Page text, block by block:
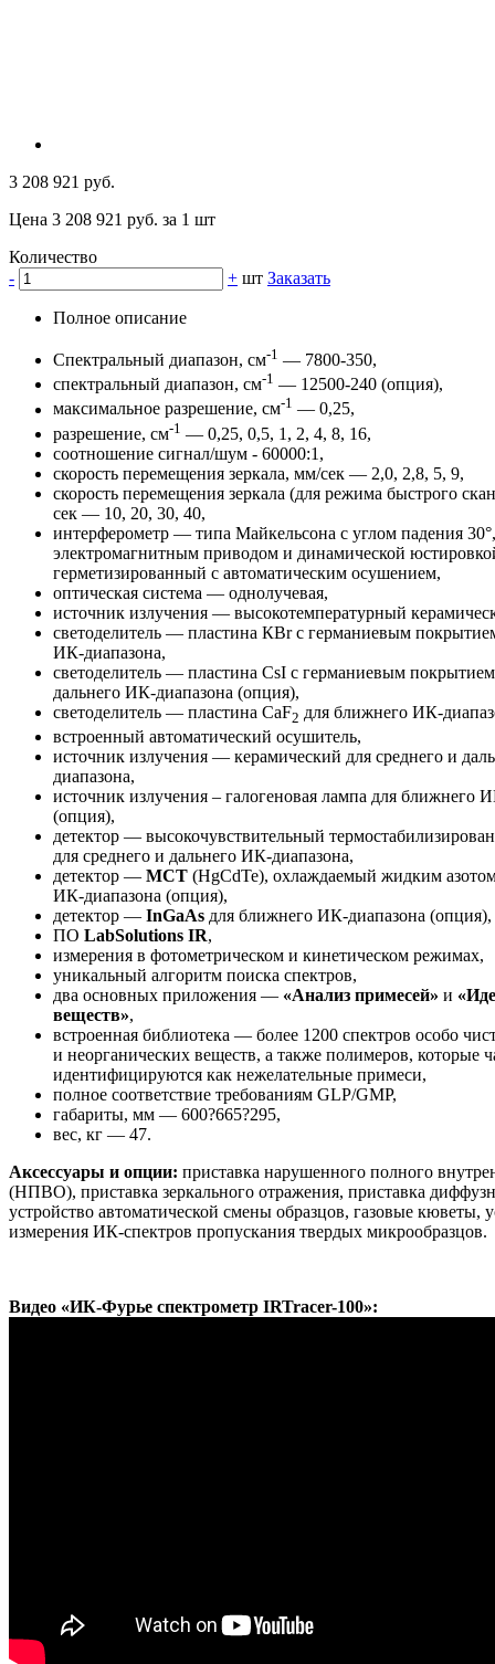
3 208 921 руб.
Цена 3 208 921 руб. за 1 шт
Количество
-
+ шт Заказать
Полное описание
Спектральный диапазон, см-1 — 7800-350,
спектральный диапазон, см-1 — 12500-240 (опция),
максимальное разрешение, см-1 — 0,25,
разрешение, см-1 — 0,25, 0,5, 1, 2, 4, 8, 16,
соотношение сигнал/шум - 60000:1,
скорость перемещения зеркала, мм/сек — 2,0, 2,8, 5, 9,
скорость перемещения зеркала (для режима быстрого
сек — 10, 20, 30, 40,
интерферометр — типа Майкельсона с углом падения
электромагнитным приводом и динамической
герметизированный с автоматическим осушением,
оптическая система — однолучевая,
источник излучения — высокотемпературный
светоделитель — пластина КВr с германиевым
ИК-диапазона,
светоделитель — пластина CsI с германиевым
дальнего ИК-диапазона (опция),
светоделитель — пластина CaF2 для ближнего ИК-
встроенный автоматический осушитель,
источник излучения — керамический для среднего и
диапазона,
источник излучения – галогеновая лампа для ближнего
(опция),
детектор — высокочувствительный
для среднего и дальнего ИК-диапазона,
детектор — MCT (HgCdTe), охлаждаемый жидким
ИК-диапазона (опция),
детектор — InGaAs для ближнего ИК-диапазона (опция),
ПО LabSolutions IR,
измерения в фотометрическом и кинетическом режимах,
уникальный алгоритм поиска спектров,
два основных приложения — «Анализ примесей» и
веществ»,
встроенная библиотека — более 1200 спектров особо
и неорганических веществ, а также полимеров, которые
идентифицируются как нежелательные примеси,
полное соответствие требованиям GLP/GMP,
габариты, мм — 600?665?295,
вес, кг — 47.
Аксессуары и опции: приставка нарушенного полного
(НПВО), приставка зеркального отражения, приставка
устройство автоматической смены образцов, газовые кюветы,
измерения ИК-спектров пропускания твердых микрообразцов.
Видео «ИК-Фурье спектрометр IRTracer-100»: